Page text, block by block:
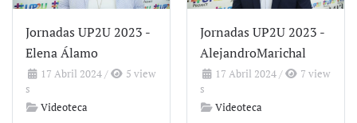
Jornadas UP2U 2023 -
Elena Álamo
17 Abril 2024/
5 view
s
Videoteca
Jornadas UP2U 2023 -
AlejandroMarichal
17 Abril 2024/
7 view
s
Videoteca